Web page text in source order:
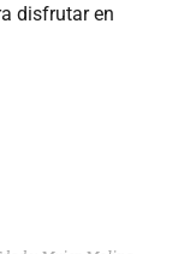
disfrutar en